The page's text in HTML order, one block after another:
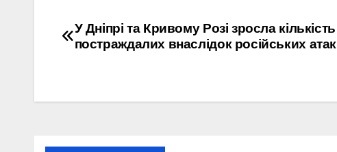
Навігація
У Дніпрі та Кривому Розі зросла кількість
постраждалих внаслідок російських атак